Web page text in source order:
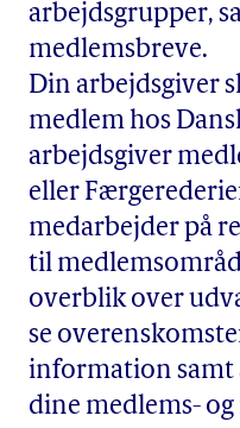
arbejdsgrupper,
medlemsbreve.
Din arbejdsgiver
medlem hos
arbejdsgiver
eller
medarbejder på
til
overblik over
se
in­for­ma­tion samt
dine medlems-